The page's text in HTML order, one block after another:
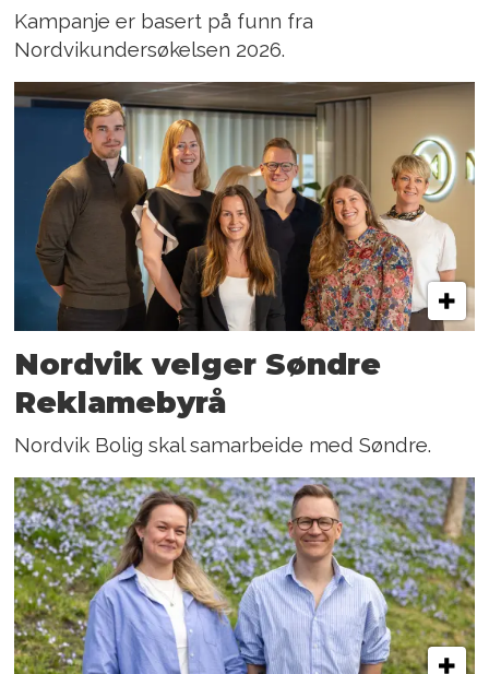
Kampanje er basert på funn fra
Nordvikundersøkelsen 2026.
Nordvik velger Søndre
Reklamebyrå
Nordvik Bolig skal samarbeide med Søndre.